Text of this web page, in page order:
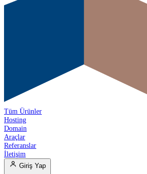
Tüm Ürünler
Hosting
Domain
Araçlar
Referanslar
İletişim
Giriş Yap